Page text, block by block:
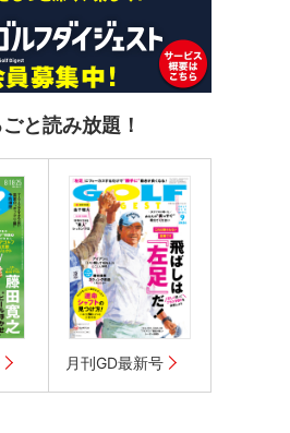
と読み放題！
月刊GD最新号